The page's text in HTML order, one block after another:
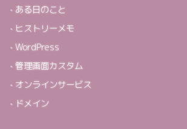
ある日のこと
ヒストリーメモ
WordPress
管理画面カスタム
オンラインサービス
ドメイン